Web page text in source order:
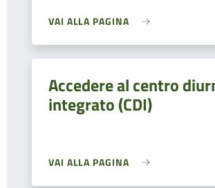
VAI ALLA PAGINA
Accedere al centro
integrato (CDI)
VAI ALLA PAGINA